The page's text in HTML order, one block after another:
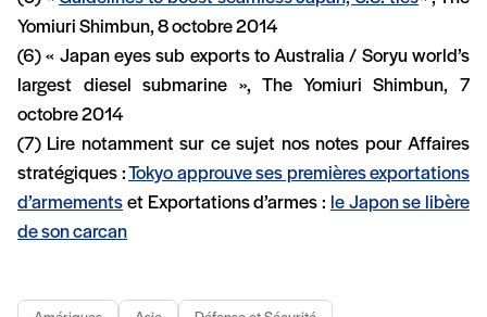
Yomiuri Shimbun, 8 octobre 2014
(6) « Japan eyes sub exports to Australia / Soryu world’s
largest diesel submarine », The Yomiuri Shimbun, 7
octobre 2014
(7) Lire notamment sur ce sujet nos notes pour Affaires
stratégiques :Tokyo approuve ses premières exportations
d’armements et Exportations d’armes : le Japon se libère
de son carcan